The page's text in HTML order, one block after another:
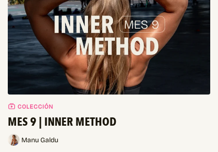
COLECCIÓN
MES 9 | INNER METHOD
Manu Galdu